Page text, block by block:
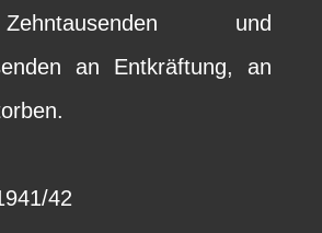
und
an Entkräftung, an
42